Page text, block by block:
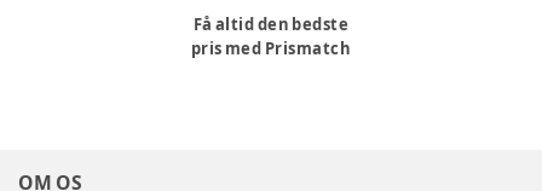
Få altid den bedste
pris med Prismatch
OM OS